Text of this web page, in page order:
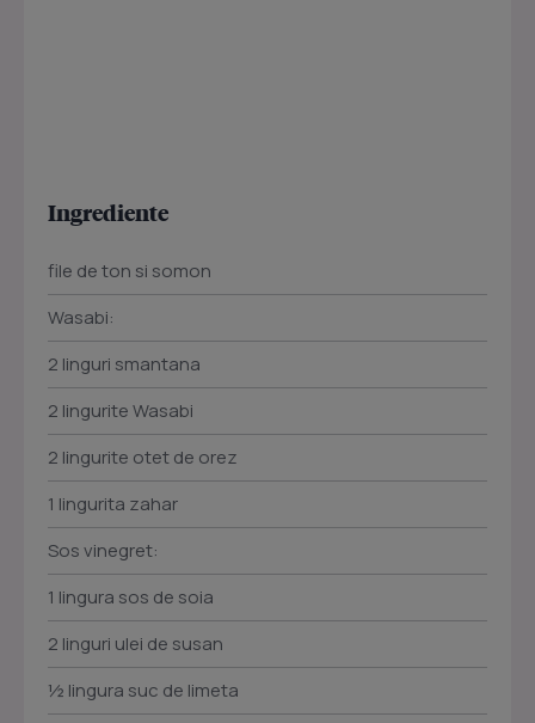
Ingrediente
file de ton si somon
Wasabi:
2 linguri smantana
2 lingurite Wasabi
2 lingurite otet de orez
1 lingurita zahar
Sos vinegret:
1 lingura sos de soia
2 linguri ulei de susan
½ lingura suc de limeta